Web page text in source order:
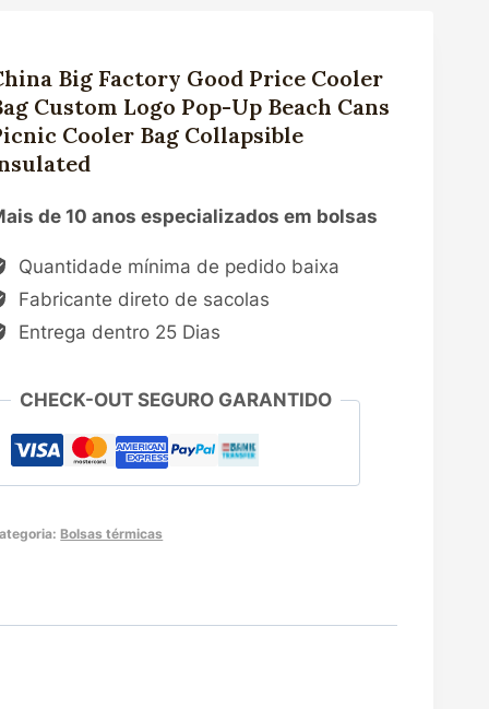
Big Factory Good Price Cooler
Custom Logo Pop-Up Beach Cans
Cooler Bag Collapsible
de 10 anos especializados em bolsas
Quantidade mínima de pedido baixa
Fabricante direto de sacolas
Entrega dentro 25 Dias
CHECK-OUT SEGURO GARANTIDO
Bolsas térmicas